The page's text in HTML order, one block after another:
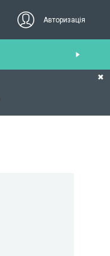
Авторизація
✖